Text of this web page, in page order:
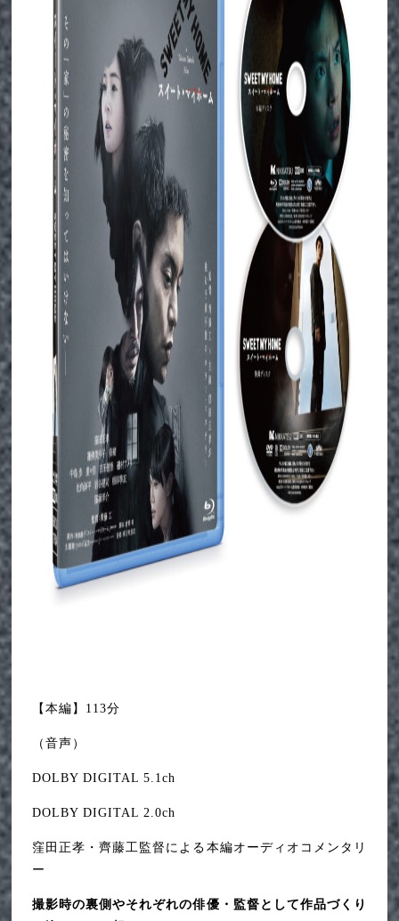
【本編】113分
（音声）
DOLBY DIGITAL 5.1ch
DOLBY DIGITAL 2.0ch
窪田正孝・齊藤工監督による本編オーディオコメンタリ
ー
撮影時の裏側やそれぞれの俳優・監督として作品づくり